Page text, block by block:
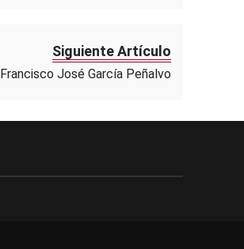
Siguiente Artículo
Francisco José García Peñalvo